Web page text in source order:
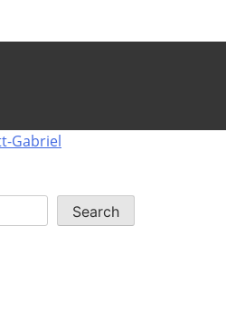
Gabriel
Search